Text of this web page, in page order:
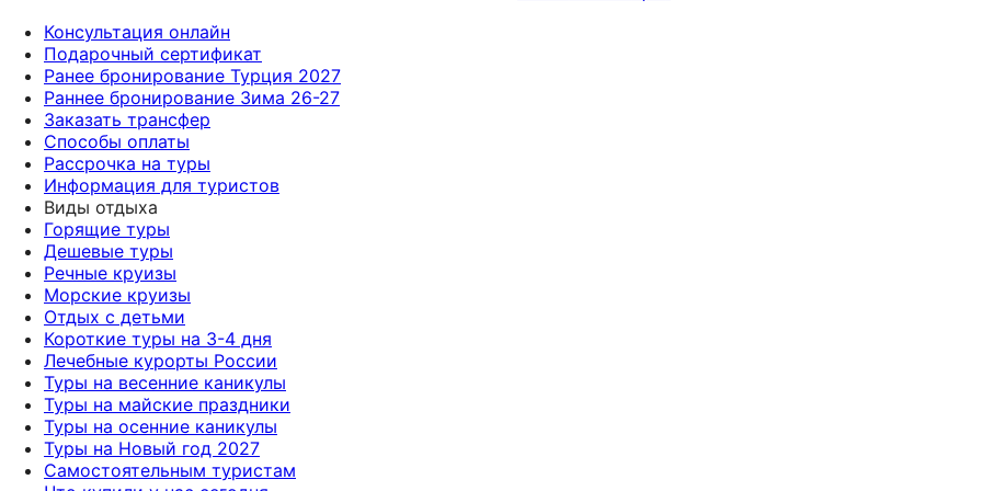
Консультация онлайн
Подарочный сертификат
Ранее бронирование Турция 2027
Раннее бронирование Зима 26-27
Заказать трансфер
Способы оплаты
Рассрочка на туры
Информация для туристов
Виды отдыха
Горящие туры
Дешевые туры
Речные круизы
Морские круизы
Отдых с детьми
Короткие туры на 3-4 дня
Лечебные курорты России
Туры на весенние каникулы
Туры на майские праздники
Туры на осенние каникулы
Туры на Новый год 2027
Самостоятельным туристам